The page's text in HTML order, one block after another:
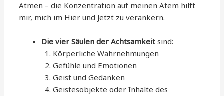
Atmen – die Konzentration auf meinen Atem hilft
mir, mich im Hier und Jetzt zu verankern.
Die vier Säulen der Achtsamkeit sind:
Körperliche Wahrnehmungen
Gefühle und Emotionen
Geist und Gedanken
Geistesobjekte oder Inhalte des